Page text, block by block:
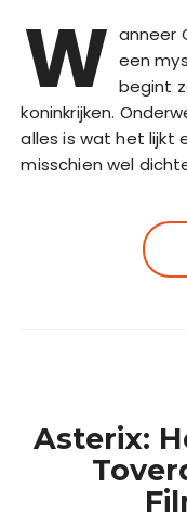
W anneer
een
begint
koninkrijken.
alles is wat het lijkt
misschien wel
Asterix: